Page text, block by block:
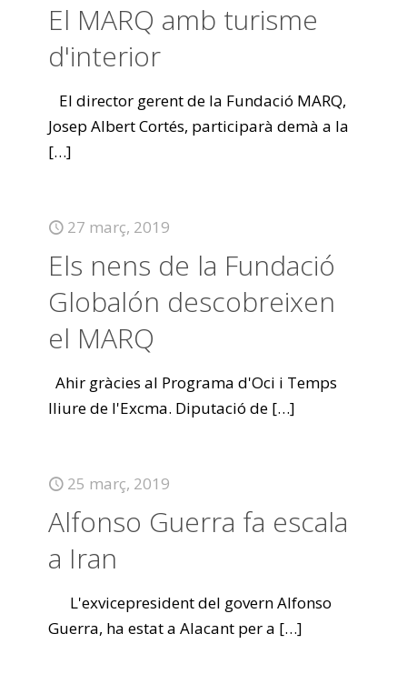
El MARQ amb turisme
d'interior
El director gerent de la Fundació MARQ,
Josep Albert Cortés, participarà demà a la
[…]
27 març, 2019
Els nens de la Fundació
Globalón descobreixen
el MARQ
Ahir gràcies al Programa d'Oci i Temps
lliure de l'Excma. Diputació de […]
25 març, 2019
Alfonso Guerra fa escala
a Iran
L'exvicepresident del govern Alfonso
Guerra, ha estat a Alacant per a […]